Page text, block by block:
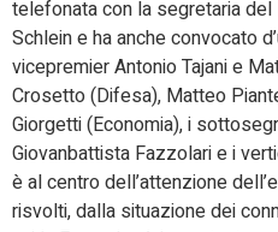
telefonata con la segretaria
Schlein e ha anche convocato
vicepremier Antonio Tajani e
Crosetto (Difesa), Matteo
Giorgetti (Economia), i
Giovanbattista Fazzolari e i
è al centro dell’attenzione
risvolti, dalla situazione dei